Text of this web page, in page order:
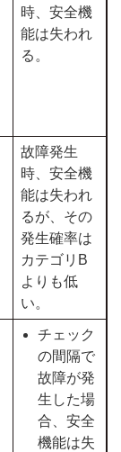
時、安全機
能は失われ
る。
故障発生
時、安全機
能は失われ
るが、その
発生確率は
カテゴリB
よりも低
い。
チェック
の間隔で
故障が発
生した場
合、安全
機能は失